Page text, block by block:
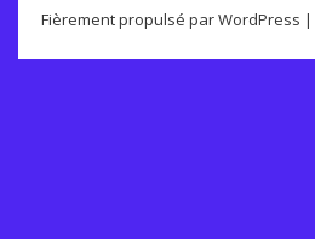
Fièrement propulsé par WordPress |